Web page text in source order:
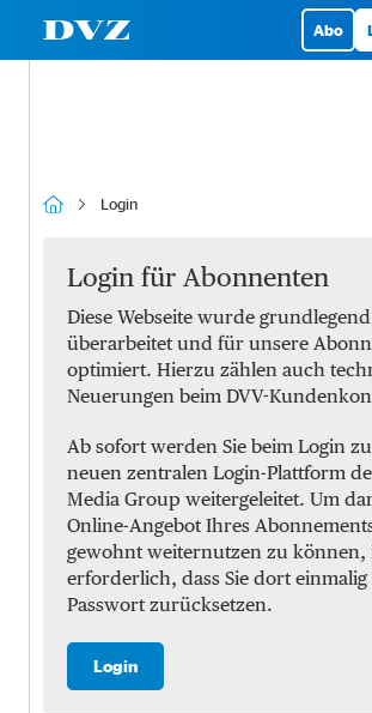
Abo
Login
Login für Abonnenten
Diese Webseite wurde grundlegend
überarbeitet und für unsere
optimiert. Hierzu zählen auch
Neuerungen beim DVV-
Ab sofort werden Sie beim Login
neuen zentralen Login-Plattform
Media Group weitergeleitet. Um
Online-Angebot Ihres
gewohnt weiternutzen zu können,
erforderlich, dass Sie dort
Passwort zurücksetzen.
Login